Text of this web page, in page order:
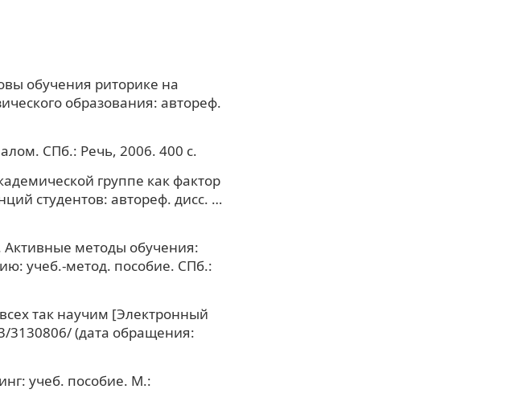
обучения риторике на
образования: автореф.
СПб.: Речь, 2006. 400 с.
группе как фактор
студентов: автореф. дисс. …
методы обучения:
учеб.-метод. пособие. СПб.:
так научим [Электронный
3130806/ (дата обращения:
учеб. пособие. М.: